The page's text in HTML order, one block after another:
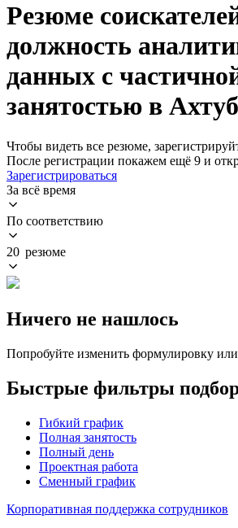
Резюме
должность
данных с
занятостью в
Чтобы видеть все резюме,
После регистрации покажем ещё 9 и
Зарегистрироваться
За всё время
По соответствию
20 резюме
Ничего не нашлось
Попробуйте изменить формулировку
Быстрые фильтры
Гибкий график
Полная занятость
Полный день
Проектная работа
Сменный график
Корпоративная поддержка сотрудников